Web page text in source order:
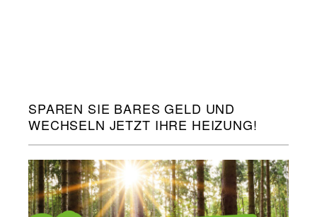
SPAREN SIE BARES GELD UND
WECHSELN JETZT IHRE HEIZUNG!